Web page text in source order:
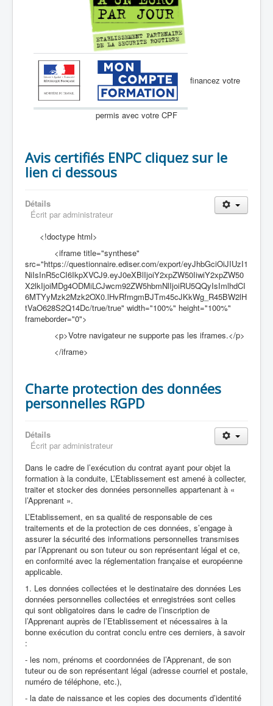
financez votre
permis avec votre CPF
Avis certifiés ENPC cliquez sur le
lien ci dessous
Détails
Écrit par administrateur
<!doctype html>
<iframe title="synthese"
src="https://questionnaire.ediser.com/export/eyJhbGciOiJIUzI1
NiIsInR5cCI6IkpXVCJ9.eyJ0eXBlIjoiY2xpZW50IiwiY2xpZW50
X2lkIjoiMDg4ODMiLCJwcm92ZW5hbmNlIjoiRU5QQyIsImlhdCI
6MTYyMzk2Mzk2OX0.lHvRfmgmBJTm45cJKkWg_R45BW2lH
tVaO628S2Q14Dc/true/true" width="100%" height="100%"
frameborder="0">
<p>Votre navigateur ne supporte pas les iframes.</p>
</iframe>
Charte protection des données
personnelles RGPD
Détails
Écrit par administrateur
Dans le cadre de l’exécution du contrat ayant pour objet la
formation à la conduite, L’Etablissement est amené à collecter,
traiter et stocker des données personnelles appartenant à «
l’Apprenant ».
L’Etablissement, en sa qualité de responsable de ces
traitements et de la protection de ces données, s’engage à
assurer la sécurité des informations personnelles transmises
par l’Apprenant ou son tuteur ou son représentant légal et ce,
en conformité avec la réglementation française et européenne
applicable.
1. Les données collectées et le destinataire des données Les
données personnelles collectées et enregistrées sont celles
qui sont obligatoires dans le cadre de l’inscription de
l’Apprenant auprès de l’Etablissement et nécessaires à la
bonne exécution du contrat conclu entre ces derniers, à savoir
:
- les nom, prénoms et coordonnées de l’Apprenant, de son
tuteur ou de son représentant légal (adresse courriel et postale,
numéro de téléphone, etc.),
- la date de naissance et les copies des documents d’identité